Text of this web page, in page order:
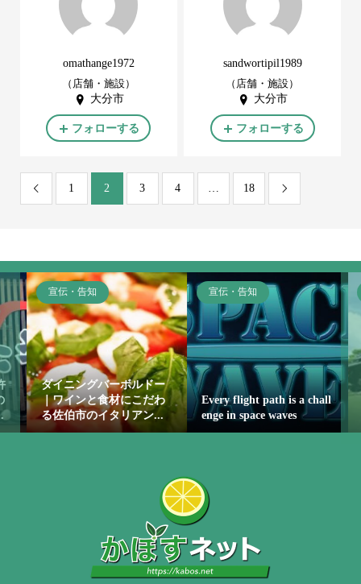
omathange1972
（店舗・施設）
大分市
フォローする
sandwortipil1989
（店舗・施設）
大分市
フォローする
 1 2 3 4 … 18 
宣伝・告知
ダイニングバーボルドー
｜ワインと食材にこだわ
る佐伯市のイタリアン...
宣伝・告知
Every flight path is a chall
enge in space waves